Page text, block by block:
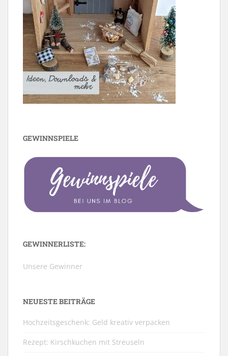
GEWINNSPIELE
GEWINNERLISTE:
Unsere Gewinner
NEUESTE BEITRÄGE
Hochzeitsgeschenk: Geld kreativ verpacken
Rezept: Kirschkuchen mit Streuseln